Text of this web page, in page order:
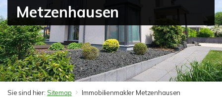
Metzenhausen
Sie sind hier: Sitemap Immobilienmakler Metzenhausen